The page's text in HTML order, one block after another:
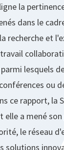
la
dans le
recherche et
lesquels
ou
ce rapport, la
a mené
le réseau
solutions